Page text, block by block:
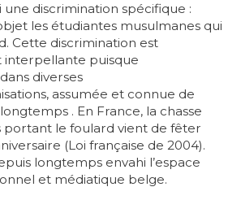
discrimination spécifique :
les étudiantes musulmanes qui
Cette discrimination est
puisque
diverses
assumée et connue de
. En France, la chasse
portant le foulard vient de fêter
(Loi française de 2004).
longtemps envahi l’espace
et médiatique belge.